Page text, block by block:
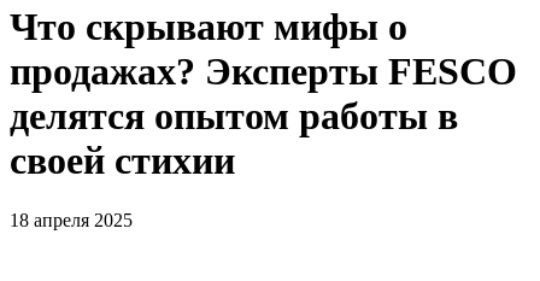
Что скрывают мифы о
продажах? Эксперты FESCO
делятся опытом работы в
своей стихии
18 апреля 2025